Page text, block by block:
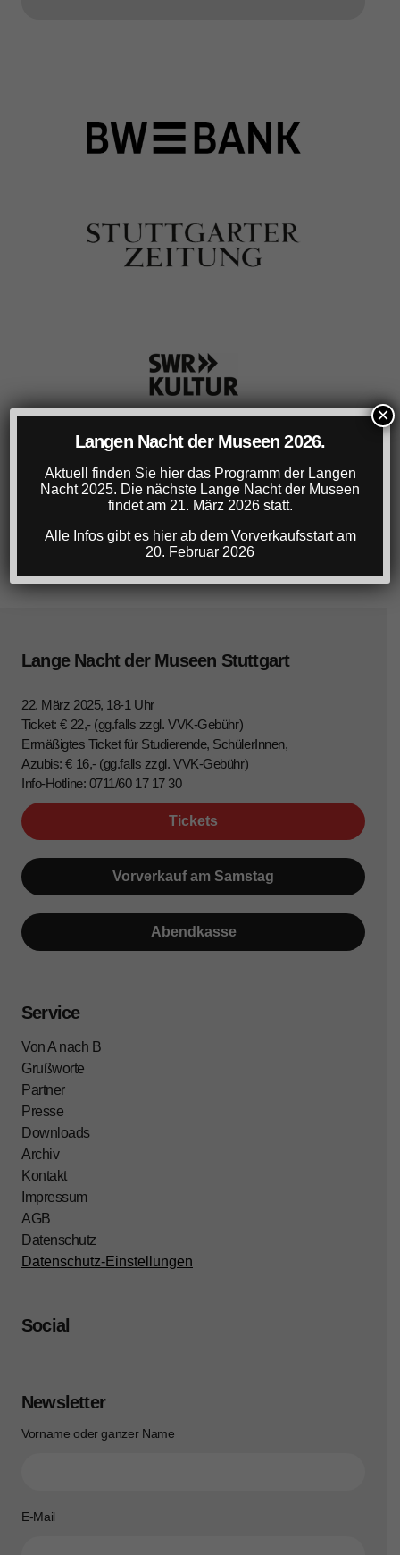
Lange Nacht der Museen Stuttgart
22. März 2025, 18-1 Uhr
Ticket: € 22,- (gg.falls zzgl. VVK-Gebühr)
Ermäßigtes Ticket für Studierende, SchülerInnen,
Azubis: € 16,- (gg.falls zzgl. VVK-Gebühr)
Info-Hotline: 0711/60 17 17 30
Tickets
Vorverkauf am Samstag
Abendkasse
Service
Von A nach B
Grußworte
Partner
Presse
Downloads
Archiv
Kontakt
Impressum
AGB
Datenschutz
Datenschutz-Einstellungen
Social
Newsletter
Vorname oder ganzer Name
E-Mail
Langen Nacht der Museen 2026.
Aktuell finden Sie hier das Programm der Langen
Nacht 2025. Die nächste Lange Nacht der Museen
findet am 21. März 2026 statt.
Alle Infos gibt es hier ab dem Vorverkaufsstart am
20. Februar 2026
×